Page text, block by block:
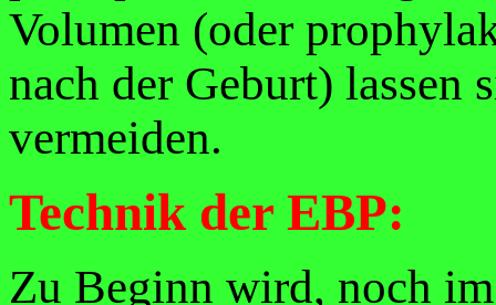
Volumen (oder
nach der Geburt) lassen
vermeiden.
Technik der EBP:
Zu Beginn wird, noch